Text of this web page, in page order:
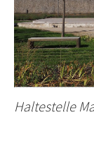
Haltestelle